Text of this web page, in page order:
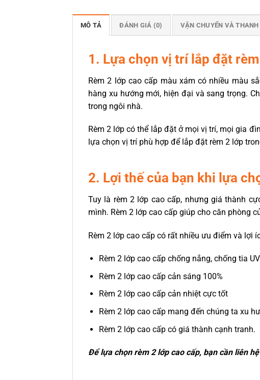
MÔ TẢ ĐÁNH GIÁ (0) VẬN CHUYỂN VÀ
1. Lựa chọn vị trí lắp đặt
Rèm 2 lớp cao cấp màu xám có nhiều màu
hàng xu hướng mới, hiện đại và sang trọng.
trong ngôi nhà.
Rèm 2 lớp có thể lắp đặt ở mọi vị trí, mọi gia
lựa chọn vị trí phù hợp để lắp đặt rèm 2 lớp
2. Lợi thế của bạn khi lựa
Tuy là rèm 2 lớp cao cấp, nhưng giá thành
mình. Rèm 2 lớp cao cấp giúp cho căn phòng
Rèm 2 lớp cao cấp có rất nhiều ưu điểm và lợi
Rèm 2 lớp cao cấp chống nắng, chống tia UV
Rèm 2 lớp cao cấp cản sáng 100%
Rèm 2 lớp cao cấp cản nhiệt cực tốt
Rèm 2 lớp cao cấp mang đến chúng ta xu
Rèm 2 lớp cao cấp có giá thành cạnh tranh.
Để lựa chọn rèm 2 lớp cao cấp, bạn cần liên